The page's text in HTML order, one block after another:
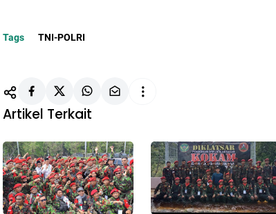
Tags TNI-POLRI
Artikel Terkait